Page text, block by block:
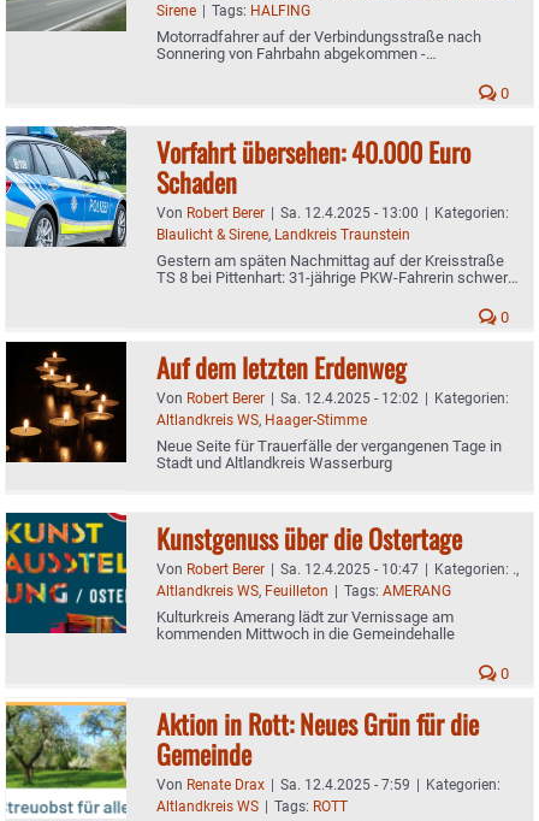
Sirene | Tags: HALFING
Motorradfahrer auf der Verbindungsstraße nach
Sonnering von Fahrbahn abgekommen -
0
Vorfahrt übersehen: 40.000 Euro
Schaden
Von Robert Berer | Sa. 12.4.2025 - 13:00 | Kategorien:
Blaulicht & Sirene, Landkreis Traunstein
Gestern am späten Nachmittag auf der Kreisstraße
TS 8 bei Pittenhart: 31-jährige PKW-Fahrerin schwer
0
Auf dem letzten Erdenweg
Von Robert Berer | Sa. 12.4.2025 - 12:02 | Kategorien:
Altlandkreis WS, Haager-Stimme
Neue Seite für Trauerfälle der vergangenen Tage in
Stadt und Altlandkreis Wasserburg
Kunstgenuss über die Ostertage
Von Robert Berer | Sa. 12.4.2025 - 10:47 | Kategorien: .,
Altlandkreis WS, Feuilleton | Tags: AMERANG
Kulturkreis Amerang lädt zur Vernissage am
kommenden Mittwoch in die Gemeindehalle
0
Aktion in Rott: Neues Grün für die
Gemeinde
Von Renate Drax | Sa. 12.4.2025 - 7:59 | Kategorien:
Altlandkreis WS | Tags: ROTT